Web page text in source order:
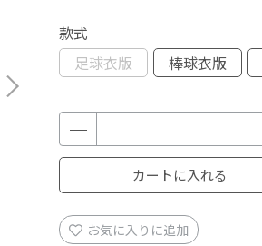
款式
足球衣版
棒球衣版
カートに入れる
お気に入りに追加